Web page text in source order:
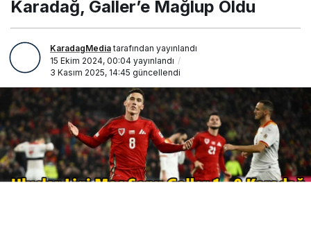
Oldu
Karadağ, Galler’e Mağlup Oldu
KaradagMediatarafından yayınlandı
15 Ekim 2024, 00:04 yayınlandı
3 Kasım 2025, 14:45 güncellendi